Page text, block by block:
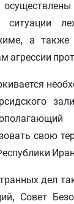
ситуации
а
агрессии
свою
дел
Совет